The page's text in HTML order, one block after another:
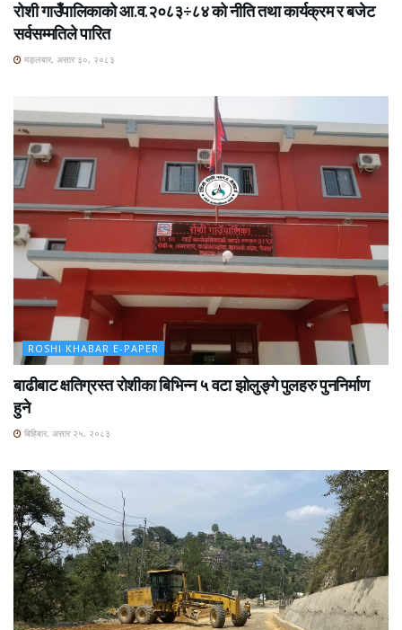
रोशी गाउँपालिकाको आ.व.२०८३÷८४ को नीति तथा कार्यक्रम र बजेट
सर्वसम्मतिले पारित
मङ्लबार, असार ३०, २०८३
ROSHI KHABAR E-PAPER
बाढीबाट क्षतिग्रस्त रोशीका बिभिन्न ५ वटा झोलुङ्गे पुलहरु पुननिर्माण
हुने
बिहिबार, असार २५, २०८३